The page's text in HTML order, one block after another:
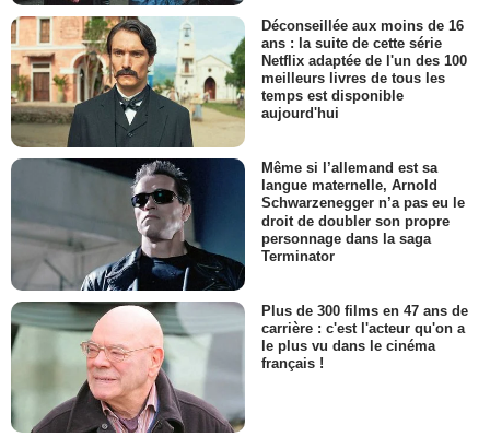
Déconseillée aux moins de 16
ans : la suite de cette série
Netflix adaptée de l'un des 100
meilleurs livres de tous les
temps est disponible
aujourd'hui
Même si l’allemand est sa
langue maternelle, Arnold
Schwarzenegger n’a pas eu le
droit de doubler son propre
personnage dans la saga
Terminator
Plus de 300 films en 47 ans de
carrière : c'est l'acteur qu'on a
le plus vu dans le cinéma
français !